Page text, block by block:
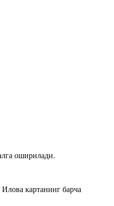
оширилади.
картанинг барча